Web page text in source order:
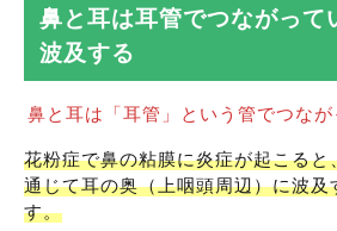
鼻と耳は耳管でつながって
波及する
鼻と耳は「耳管」という管でつなが
花粉症で鼻の粘膜に炎症が起こる
通じて耳の奥（上咽頭周辺）に波
す。